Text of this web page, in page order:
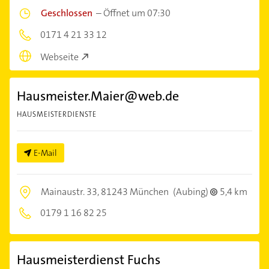
Geschlossen –Öffnet um 07:30
0171 4 21 33 12
Webseite
Hausmeister.Maier@web.de
HAUSMEISTERDIENSTE
E-Mail
Mainaustr. 33,81243 München (Aubing)
5,4 km
0179 1 16 82 25
Hausmeisterdienst Fuchs